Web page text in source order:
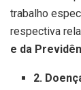
trabalho
respectiva
e da
2.